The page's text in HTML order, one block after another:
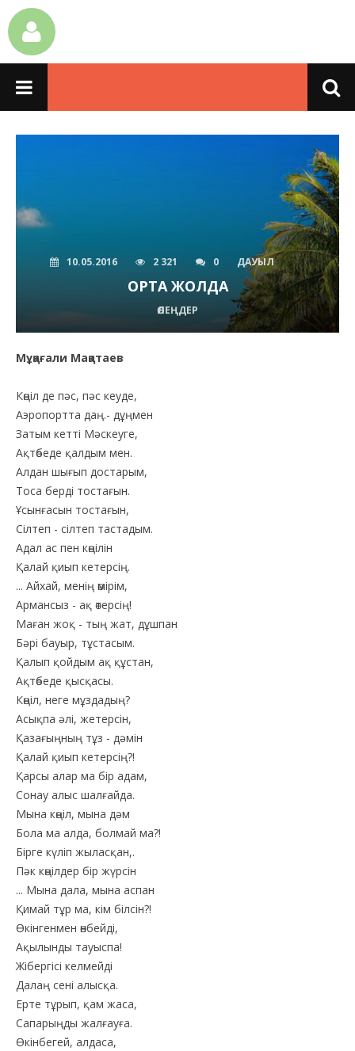
10.05.2016 2 321 0 ДАУЫЛ
ОРТА ЖОЛДА
ӨЛЕҢДЕР
Мұқағали Мақатаев
Көңіл де пәс, пәс кеуде,
Аэропортта даң.- дұңмен
Затым кетті Мәскеуге,
Ақтөбеде қалдым мен.
Алдан шығып достарым,
Тоса берді тостағын.
Ұсынғасын тостағын,
Сілтеп - сілтеп тастадым.
Адал ас пен көңілін
Қалай қиып кетерсің.
... Айхай, менің өмірім,
Армансыз - ақ өтерсің!
Маған жоқ - тың жат, дұшпан
Бәрі бауыр, тұстасым.
Қалып қойдым ақ құстан,
Ақтөбеде қысқасы.
Көңіл, неге мұздадың?
Асықпа әлі, жетерсін,
Қазағыңның тұз - дәмін
Қалай қиып кетерсің?!
Қарсы алар ма бір адам,
Сонау алыс шалғайда.
Мына көңіл, мына дәм
Бола ма алда, болмай ма?!
Бірге күліп жыласқан,.
Пәк көңілдер бір жүрсін
... Мына дала, мына аспан
Қимай тұр ма, кім білсін?!
Өкінгенмен өнбейді,
Ақылынды тауыспа!
Жібергісі келмейді
Далаң сені алысқа.
Ерте тұрып, қам жаса,
Сапарыңды жалғауға.
Өкінбегей, алдаса,